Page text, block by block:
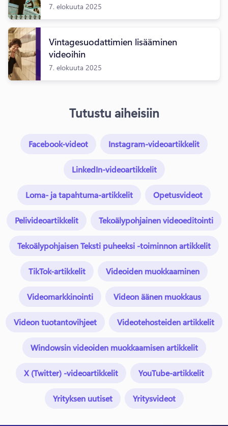
7. elokuuta 2025
Vintagesuodattimien lisääminen
videoihin
7. elokuuta 2025
Tutustu aiheisiin
Facebook-videot Instagram-videoartikkelit
LinkedIn-videoartikkelit
Loma- ja tapahtuma-artikkelit Opetusvideot
Pelivideoartikkelit Tekoälypohjainen videoeditointi
Tekoälypohjaisen Teksti puheeksi -toiminnon artikkelit
TikTok-artikkelit Videoiden muokkaaminen
Videomarkkinointi Videon äänen muokkaus
Videon tuotantovihjeet Videotehosteiden artikkelit
Windowsin videoiden muokkaamisen artikkelit
X (Twitter) -videoartikkelit YouTube-artikkelit
Yrityksen uutiset Yritysvideot